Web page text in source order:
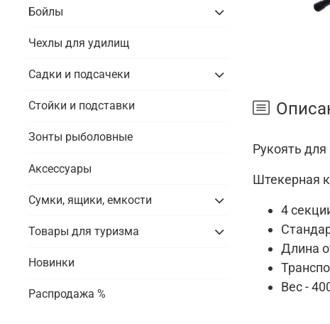
Рукоять
Штекерная
4
Длина
Вес -
Бойлы
Чехлы для удилищ
Садки и подсачеки
Стойки и подставки
Зонты рыболовные
Аксессуары
Сумки, ящики, емкости
Товары для туризма
Новинки
Распродажа %